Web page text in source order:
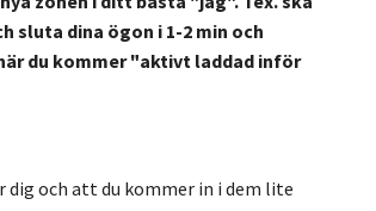
sluta dina ögon i 1-2 min och
du kommer "aktivt laddad inför
dig och att du kommer in i dem lite